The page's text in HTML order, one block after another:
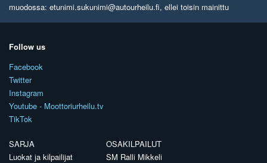
muodossa: etunimi.sukunimi@autourheilu.fi, ellei toisin mainittu
Follow us
Facebook
Twitter
Instagram
Youtube - Moottoriurheilu.tv
TikTok
SARJA
Luokat ja kilpailijat
OSAKILPAILUT
SM Ralli Mikkeli